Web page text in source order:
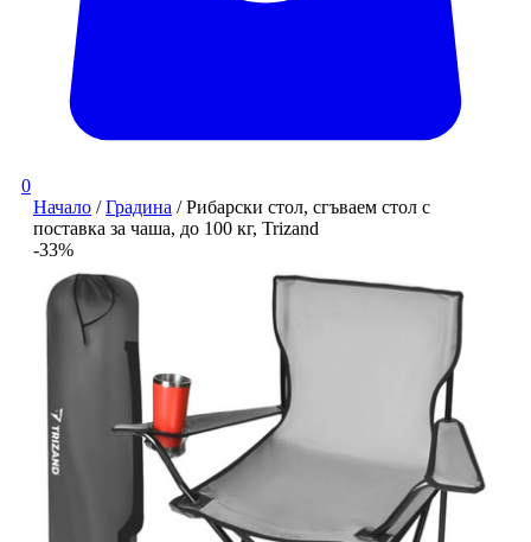
0
Начало /Градина / Рибарски стол, сгъваем стол с
поставка за чаша, до 100 кг, Trizand
-33%